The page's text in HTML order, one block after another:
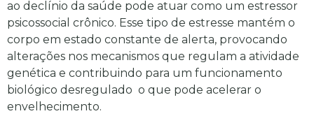
ao declínio da saúde pode atuar como um estressor
psicossocial crônico. Esse tipo de estresse mantém o
corpo em estado constante de alerta, provocando
alterações nos mecanismos que regulam a atividade
genética e contribuindo para um funcionamento
biológico desregulado o que pode acelerar o
envelhecimento.